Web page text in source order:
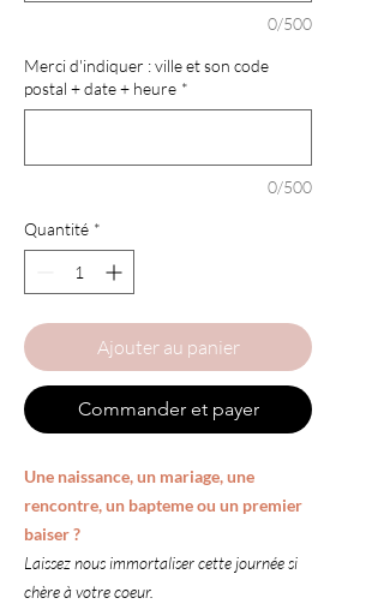
0/500
Merci d'indiquer : ville et son code
postal + date + heure *
0/500
Quantité *
Ajouter au panier
Commander et payer
Une naissance, un mariage, une
rencontre, un bapteme ou un premier
baiser ?
Laissez nous immortaliser cette journée si
chère à votre coeur.